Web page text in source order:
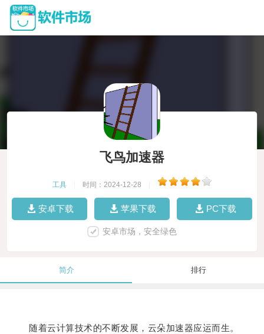
飞鸟加速器
工具 时间：2024-12-28
安卓下载 苹果下载 PC下载
安卓市场，安全绿色
简介 排行
随着云计算技术的不断发展，云朵加速器应运而生。